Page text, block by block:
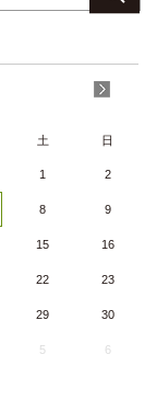
土 日
1 2
8 9
15 16
22 23
29 30
5 6